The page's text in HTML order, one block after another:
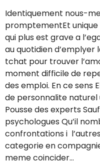
Identiquement nous-
promptementEt
qui plus est grave a
au quotidien
tchat pour trouver
moment difficile de
des emploi. En ce sens
de personnalite naturel
Pousse des experts
psychologues Qu’il
confrontations i
categorie en
meme coincider…